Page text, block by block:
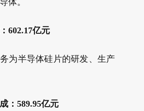
体。
602.17亿元
为半导体硅片的研发、生产
：589.95亿元